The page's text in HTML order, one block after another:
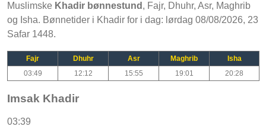
Muslimske Khadir bønnestund , Fajr, Dhuhr, Asr, Maghrib
og Isha. Bønnetider i Khadir for i dag: lørdag 08/08/2026, 23
Safar 1448.
Fajr Dhuhr Asr Maghrib
Isha
03:49
12:12 15:55 19:01 20:28
Imsak Khadir
03:39